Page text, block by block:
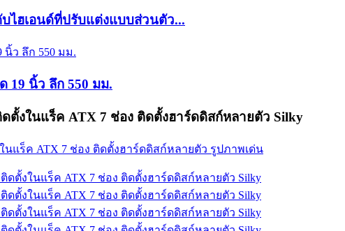
ไฮเอนด์ที่ปรับแต่งแบบส่วนตัว...
19 นิ้ว ลึก 550 มม.
ตั้งในแร็ค ATX 7 ช่อง ติดตั้งฮาร์ดดิสก์หลายตัว Silky